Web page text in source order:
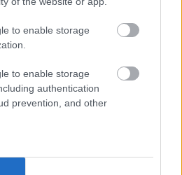
to enable storage
to enable storage
authentication
prevention, and other
z okna robia radiátor
eur?